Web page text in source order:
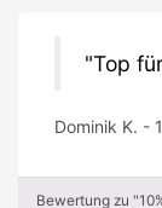
Top
Dominik K. -
Bewertung zu